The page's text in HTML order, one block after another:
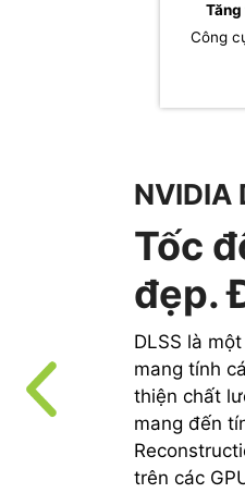
Công
NVIDIA
Tốc
đẹp.
DLSS là
mang tính
thiện chất
mang đến
trên các